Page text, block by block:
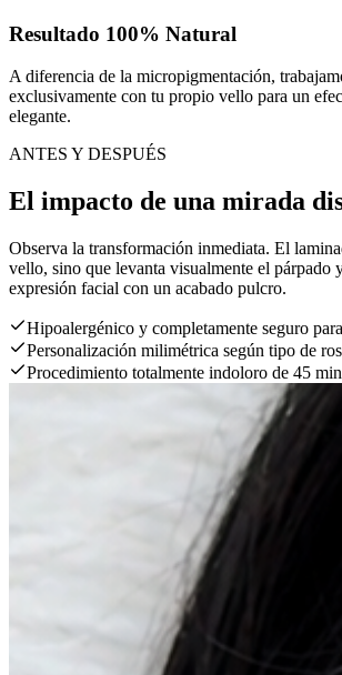
Resultado 100% Natural
A diferencia de la micropigmentación,
exclusivamente con tu propio vello para un
elegante.
ANTES Y DESPUÉS
El impacto de una mirada
Observa la transformación inmediata. El
vello, sino que levanta visualmente el párpado
expresión facial con un acabado pulcro.
Hipoalergénico y completamente seguro
Personalización milimétrica según tipo de
Procedimiento totalmente indoloro de 45